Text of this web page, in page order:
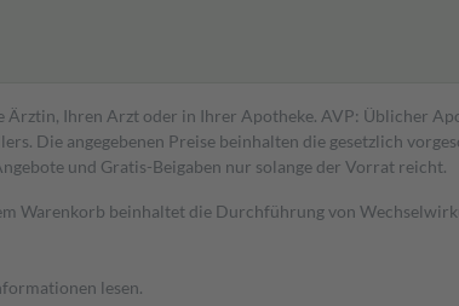
Ärztin, Ihren Arzt oder in Ihrer Apotheke. AVP: Üblicher
Die angegebenen Preise beinhalten die gesetzlich
und Gratis-Beigaben nur solange der Vorrat reicht.
Warenkorb beinhaltet die Durchführung von
lesen.